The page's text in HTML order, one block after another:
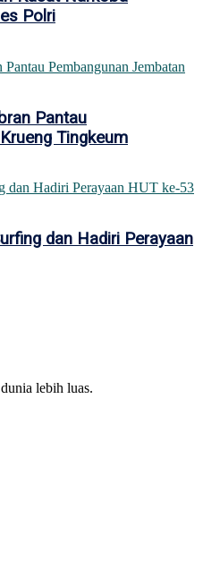
Polri
Pantau
Tingkeum
dan Hadiri Perayaan
lebih luas.